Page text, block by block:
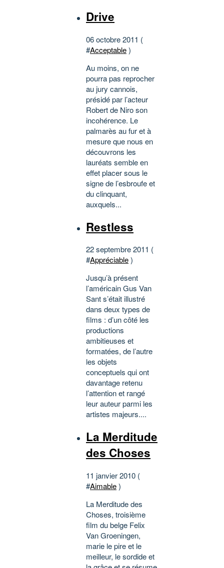
Drive
06 octobre 2011 (
#Acceptable)
Au moins, on ne
pourra pas reprocher
au jury cannois,
présidé par l’acteur
Robert de Niro son
incohérence. Le
palmarès au fur et à
mesure que nous en
découvrons les
lauréats semble en
effet placer sous le
signe de l’esbroufe et
du clinquant,
auxquels...
Restless
22 septembre 2011 (
#Appréciable)
Jusqu’à présent
l’américain Gus Van
Sant s’était illustré
dans deux types de
films : d’un côté les
productions
ambitieuses et
formatées, de l’autre
les objets
conceptuels qui ont
davantage retenu
l’attention et rangé
leur auteur parmi les
artistes majeurs....
La Merditude
des Choses
11 janvier 2010 (
#Aimable)
La Merditude des
Choses, troisième
film du belge Felix
Van Groeningen,
marie le pire et le
meilleur, le sordide et